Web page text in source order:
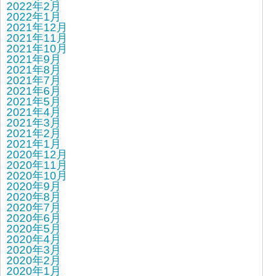
2022年2月
2022年1月
2021年12月
2021年11月
2021年10月
2021年9月
2021年8月
2021年7月
2021年6月
2021年5月
2021年4月
2021年3月
2021年2月
2021年1月
2020年12月
2020年11月
2020年10月
2020年9月
2020年8月
2020年7月
2020年6月
2020年5月
2020年4月
2020年3月
2020年2月
2020年1月